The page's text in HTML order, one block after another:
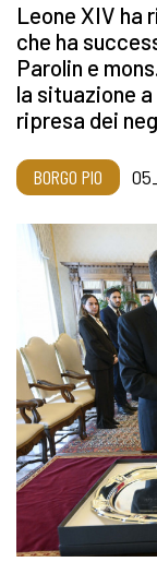
Leone XIV ha
che ha
Parolin e
la situazione
ripresa dei
BORGO PIO